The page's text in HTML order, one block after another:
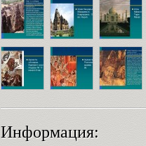
Информация: